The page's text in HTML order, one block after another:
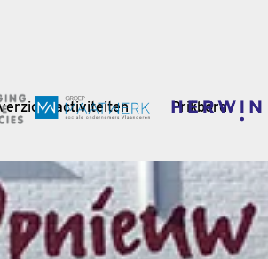
activiteiten Prikbord